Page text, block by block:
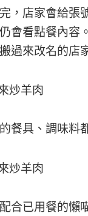
，店家會給張
會看點餐內容
過來改名的店
餐具、調味料
合已用餐的懶